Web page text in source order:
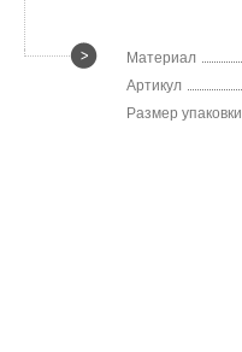
Материал
Артикул
Размер упаковки